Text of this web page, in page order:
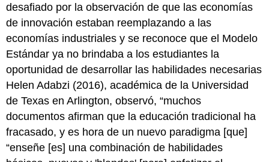
desafiado por la observación de que las economías
de innovación estaban reemplazando a las
economías industriales y se reconoce que el Modelo
Estándar ya no brindaba a los estudiantes la
oportunidad de desarrollar las habilidades necesarias
Helen Adabzi (2016), académica de la Universidad
de Texas en Arlington, observó, “muchos
documentos afirman que la educación tradicional ha
fracasado, y es hora de un nuevo paradigma [que]
“enseñe [es] una combinación de habilidades